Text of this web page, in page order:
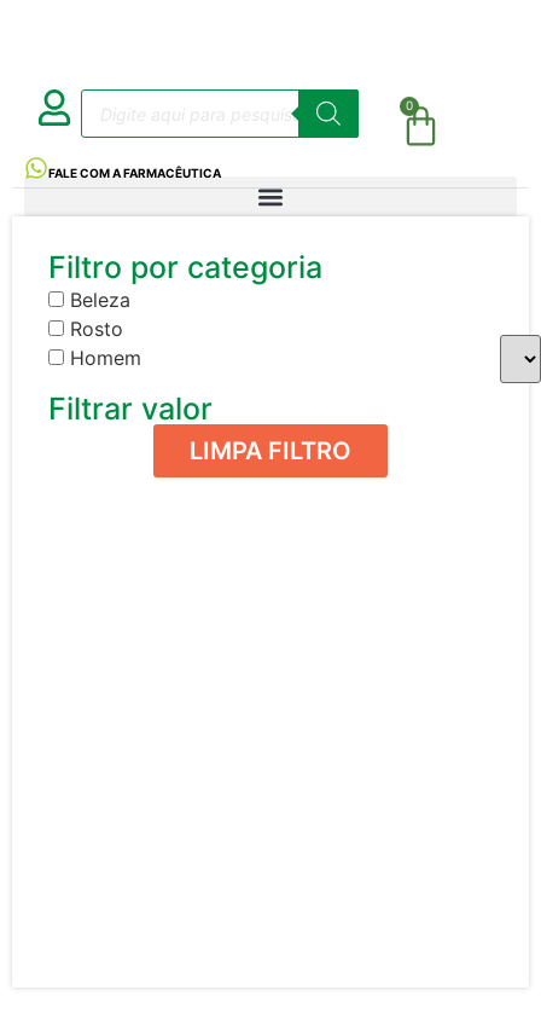
0
FALE COM A FARMACÊUTICA
Filtro por categoria
Beleza
Rosto
Homem
Filtrar valor
LIMPA FILTRO